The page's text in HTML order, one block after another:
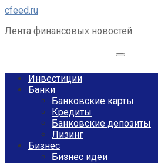
Перейти
контенту
cfeed.ru
Лента финансовых новостей
Инвестиции
Банки
Банковские карты
Кредиты
Банковские депозиты
Лизинг
Бизнес
Бизнес идеи